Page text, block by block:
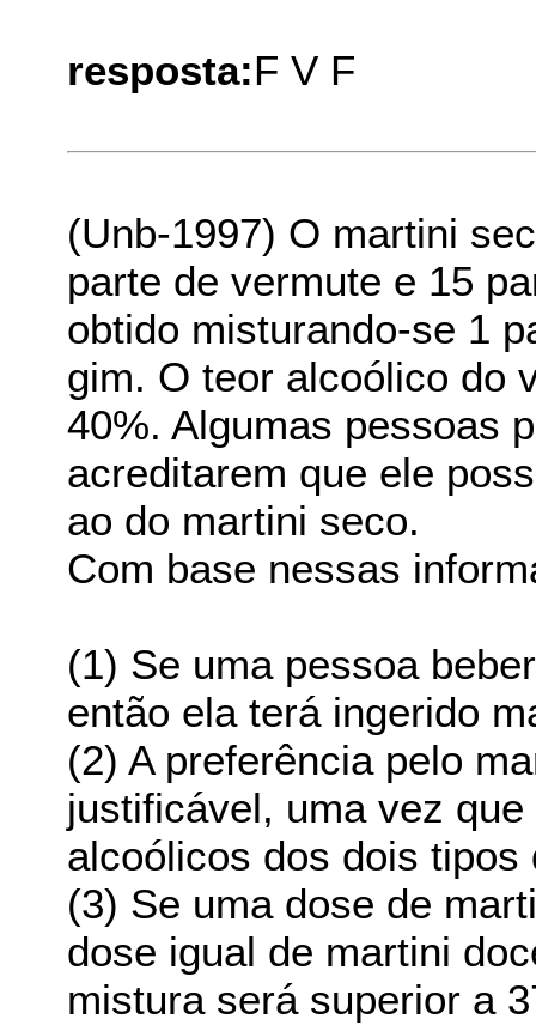
resposta:F V F
(Unb-1997) O martini
parte de vermute e 15
obtido misturando-se 1
gim. O teor alcoólico do
40%. Algumas pessoas
acreditarem que ele
ao do martini seco.
Com base nessas
(1) Se uma pessoa
então ela terá ingerido
(2) A preferência pelo
justificável, uma vez
alcoólicos dos dois
(3) Se uma dose de
dose igual de martini
mistura será superior a